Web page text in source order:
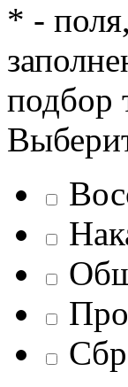
* -
подбор